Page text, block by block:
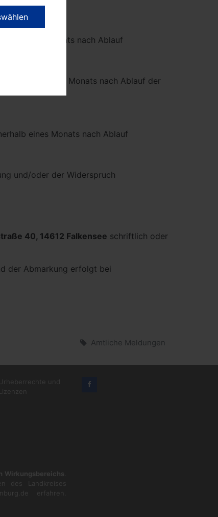
eines Monats nach Ablauf
innerhalb eines Monats nach Ablauf der
eines Monats nach Ablauf
und/oder der Widerspruch
40, 14612 Falkensee schriftlich oder
der Abmarkung erfolgt bei
Amtliche Meldungen
Urheberrechte und
Lizenzen
Wirkungsbereichs
des Landkreises
erfahren.